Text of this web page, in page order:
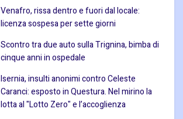
Venafro, rissa dentro e fuori dal locale:
licenza sospesa per sette giorni
Scontro tra due auto sulla Trignina, bimba di
cinque anni in ospedale
Isernia, insulti anonimi contro Celeste
Caranci: esposto in Questura. Nel mirino la
lotta al "Lotto Zero" e l’accoglienza